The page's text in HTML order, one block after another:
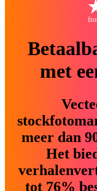
met
meer dan
Het
tot 76%